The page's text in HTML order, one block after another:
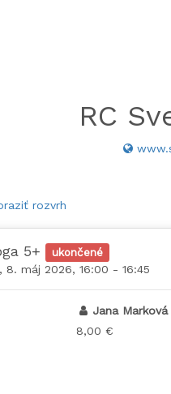
RC
rozvrh
5+
ukončené
8. máj 2026, 16:00 - 16:45
Jana Marková
8,00 €